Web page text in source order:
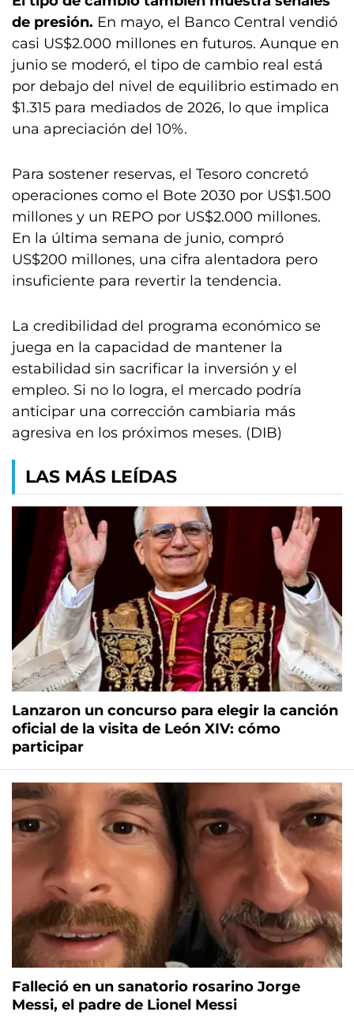
de presión. En mayo, el Banco Central vendió
casi US$2.000 millones en futuros. Aunque en
junio se moderó, el tipo de cambio real está
por debajo del nivel de equilibrio estimado en
$1.315 para mediados de 2026, lo que implica
una apreciación del 10%.
Para sostener reservas, el Tesoro concretó
operaciones como el Bote 2030 por US$1.500
millones y un REPO por US$2.000 millones.
En la última semana de junio, compró
US$200 millones, una cifra alentadora pero
insuficiente para revertir la tendencia.
La credibilidad del programa económico se
juega en la capacidad de mantener la
estabilidad sin sacrificar la inversión y el
empleo. Si no lo logra, el mercado podría
anticipar una corrección cambiaria más
agresiva en los próximos meses. (DIB)
LAS MÁS LEÍDAS
Lanzaron un concurso para elegir la canción
oficial de la visita de León XIV: cómo
participar
Falleció en un sanatorio rosarino Jorge
Messi, el padre de Lionel Messi